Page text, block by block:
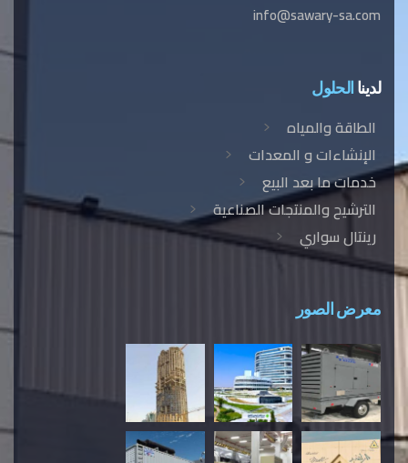
info@sawary-sa.com
لدينا الحلول
الطاقة والمياه
الإنشاءات و المعدات
خدمات ما بعد البيع
الترشيح والمنتجات الصناعية
رينتال سواري
معرض الصور